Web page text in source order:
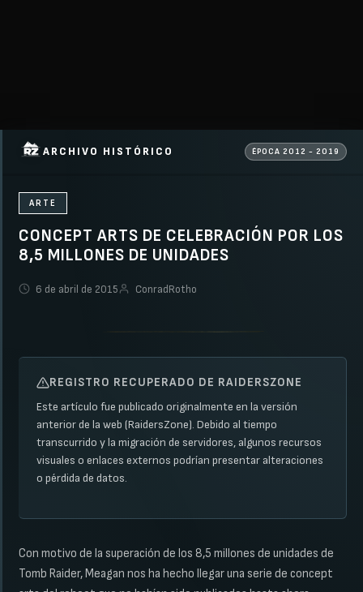
ARCHIVO HISTÓRICO ÉPOCA 2012 - 2019
ARTE
CONCEPT ARTS DE CELEBRACIÓN POR LOS
8,5 MILLONES DE UNIDADES
6 de abril de 2015 ConradRotho
REGISTRO RECUPERADO DE RAIDERSZONE
Este artículo fue publicado originalmente en la versión
anterior de la web (RaidersZone). Debido al tiempo
transcurrido y la migración de servidores, algunos recursos
visuales o enlaces externos podrían presentar alteraciones
o pérdida de datos.
Con motivo de la superación de los 8,5 millones de unidades de
Tomb Raider, Meagan nos ha hecho llegar una serie de concept